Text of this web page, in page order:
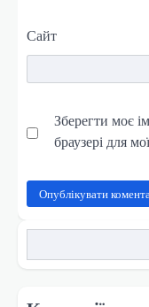
Сайт
Зберегти моє
браузері для